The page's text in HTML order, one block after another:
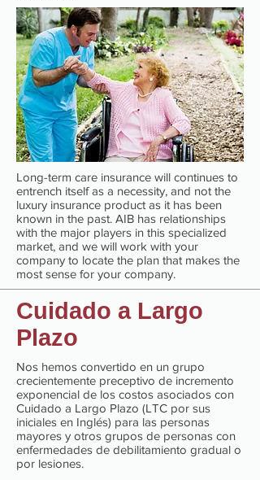
Long-term care insurance will continues to
entrench itself as a necessity, and not the
luxury insurance product as it has been
known in the past. AIB has relationships
with the major players in this specialized
market, and we will work with your
company to locate the plan that makes the
most sense for your company.
Cuidado a Largo
Plazo
Nos hemos convertido en un grupo
crecientemente preceptivo de incremento
exponencial de los costos asociados con
Cuidado a Largo Plazo (LTC por sus
iniciales en Inglés) para las personas
mayores y otros grupos de personas con
enfermedades de debilitamiento gradual o
por lesiones.